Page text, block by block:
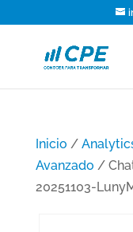
Inicio /
Avanzado /
20251103-